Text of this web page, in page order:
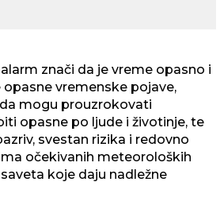
znači da je vreme opasno i
vremenske pojave,
mogu prouzrokovati
opasne po ljude i životinje, te
svestan rizika i redovno
očekivanih meteoroloških
koje daju nadležne